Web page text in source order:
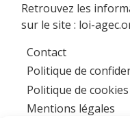
Retrouvez les
sur le site : loi-
Contact
Politique de
Politique de cookies
Mentions légales